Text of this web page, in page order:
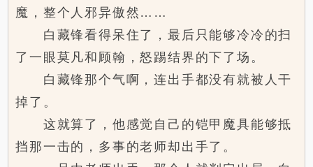
魔，整个人邪异傲然……
白藏锋看得呆住了，最后只能够冷冷的扫
了一眼莫凡和顾翰，怒踢结界的下了场。
白藏锋那个气啊，连出手都没有就被人干
掉了。
这就算了，他感觉自己的铠甲魔具能够抵
挡那一击的，多事的老师却出手了。